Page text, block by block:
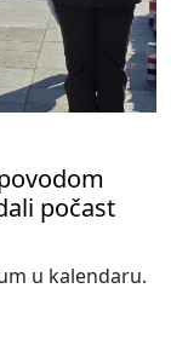
počast
u kalendaru.